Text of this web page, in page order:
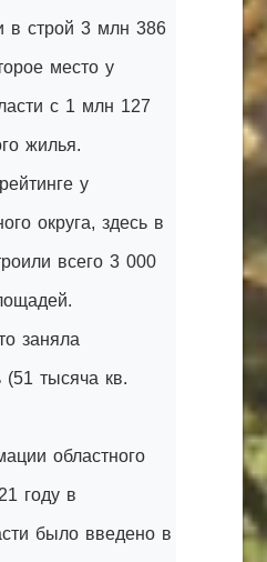
в строй 3 млн 386
место у
с 1 млн 127
жилья.
у
округа, здесь в
всего 3 000
заняла
(51 тысяча кв.
областного
году в
было введено в